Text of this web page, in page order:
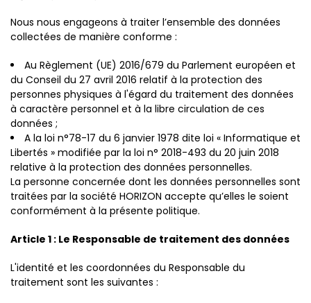
Nous nous engageons à traiter l’ensemble des données
collectées de manière conforme :
Au Règlement (UE) 2016/679 du Parlement européen et
du Conseil du 27 avril 2016 relatif à la protection des
personnes physiques à l'égard du traitement des données
à caractère personnel et à la libre circulation de ces
données ;
A la loi n°78-17 du 6 janvier 1978 dite loi « Informatique et
Libertés » modifiée par la loi n° 2018-493 du 20 juin 2018
relative à la protection des données personnelles.
La personne concernée dont les données personnelles sont
traitées par la société HORIZON accepte qu’elles le soient
conformément à la présente politique.
Article 1 : Le Responsable de traitement des données
L'identité et les coordonnées du Responsable du
traitement sont les suivantes :